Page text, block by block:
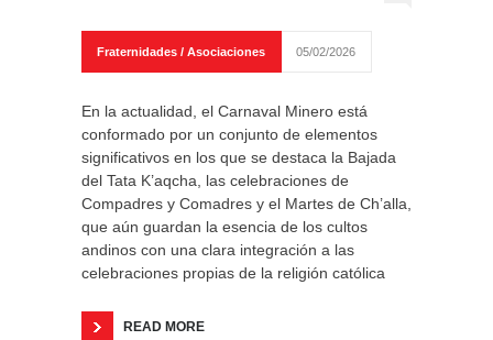
Fraternidades / Asociaciones 05/02/2026
En la actualidad, el Carnaval Minero está
conformado por un conjunto de elementos
significativos en los que se destaca la Bajada
del Tata K’aqcha, las celebraciones de
Compadres y Comadres y el Martes de Ch’alla,
que aún guardan la esencia de los cultos
andinos con una clara integración a las
celebraciones propias de la religión católica
READ MORE